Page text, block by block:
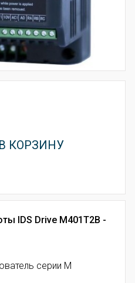
В КОРЗИНУ
IDS Drive M401T2B -
серии M